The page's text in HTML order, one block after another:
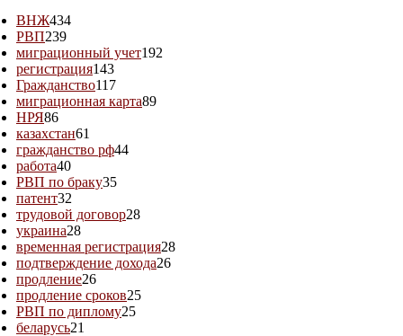
ВНЖ434
РВП239
миграционный учет192
регистрация143
Гражданство117
миграционная карта89
НРЯ86
казахстан61
гражданство рф44
работа40
РВП по браку35
патент32
трудовой договор28
украина28
временная регистрация28
подтверждение дохода26
продление26
продление сроков25
РВП по диплому25
беларусь21